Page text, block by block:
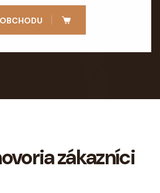
zákazníci